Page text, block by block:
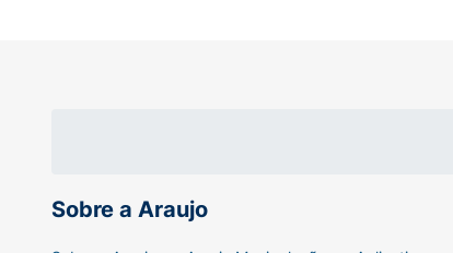
Sobre a Araujo